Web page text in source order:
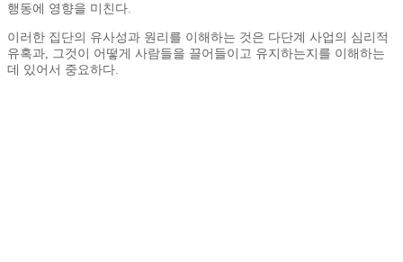
행동에 영향을 미친다.
이러한 집단의 유사성과 원리를 이해하는 것은 다단계 사업의 심리적
유혹과, 그것이 어떻게 사람들을 끌어들이고 유지하는지를 이해하는
데 있어서 중요하다.